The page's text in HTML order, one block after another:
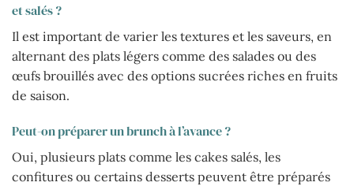
et salés ?
Il est important de varier les textures et les saveurs, en
alternant des plats légers comme des salades ou des
œufs brouillés avec des options sucrées riches en fruits
de saison.
Peut-on préparer un brunch à l’avance ?
Oui, plusieurs plats comme les cakes salés, les
confitures ou certains desserts peuvent être préparés